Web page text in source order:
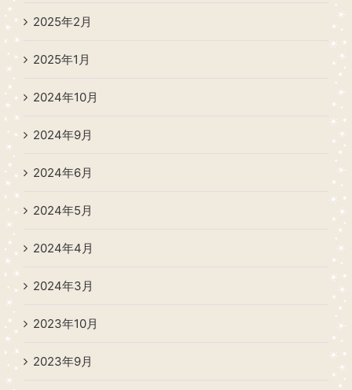
2025年2月
2025年1月
2024年10月
2024年9月
2024年6月
2024年5月
2024年4月
2024年3月
2023年10月
2023年9月